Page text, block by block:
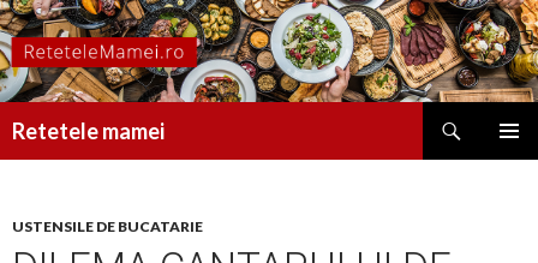
Retetele mamei
USTENSILE DE BUCATARIE